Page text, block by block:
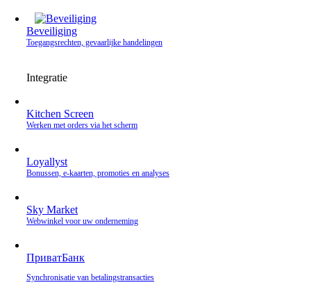
Beveiliging
Toegangsrechten, gevaarlijke handelingen
Integratie
Kitchen Screen
Werken met orders via het scherm
Loyallyst
Bonussen, e‑kaarten, promoties en analyses
Sky Market
Webwinkel voor uw onderneming
ПриватБанк
Synchronisatie van betalingstransacties